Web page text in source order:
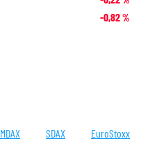
-0,82%
MDAX SDAX EuroStoxx